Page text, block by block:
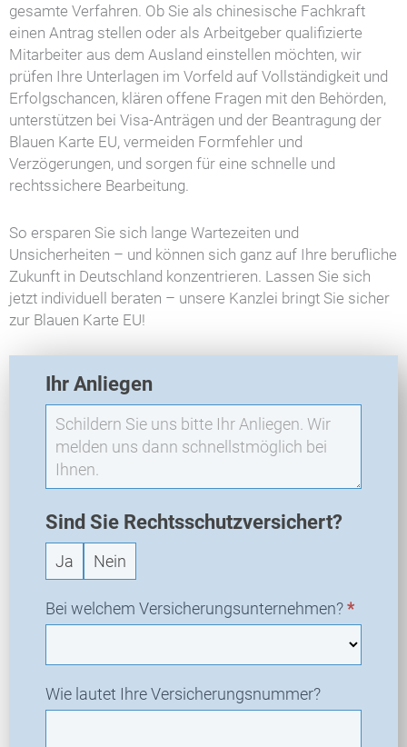
gesamte Verfahren. Ob Sie als chinesische Fachkraft
einen Antrag stellen oder als Arbeitgeber qualifizierte
Mitarbeiter aus dem Ausland einstellen möchten, wir
prüfen Ihre Unterlagen im Vorfeld auf Vollständigkeit und
Erfolgschancen, klären offene Fragen mit den Behörden,
unterstützen bei Visa-Anträgen und der Beantragung der
Blauen Karte EU, vermeiden Formfehler und
Verzögerungen, und sorgen für eine schnelle und
rechtssichere Bearbeitung.
So ersparen Sie sich lange Wartezeiten und
Unsicherheiten – und können sich ganz auf Ihre berufliche
Zukunft in Deutschland konzentrieren. Lassen Sie sich
jetzt individuell beraten – unsere Kanzlei bringt Sie sicher
zur Blauen Karte EU!
X
O
a
n
r
a
g
Ihr Anliegen
Sind Sie Rechtsschutzversichert?
Ja Nein
Bei welchem Versicherungsunternehmen?*
Wie lautet Ihre Versicherungsnummer?